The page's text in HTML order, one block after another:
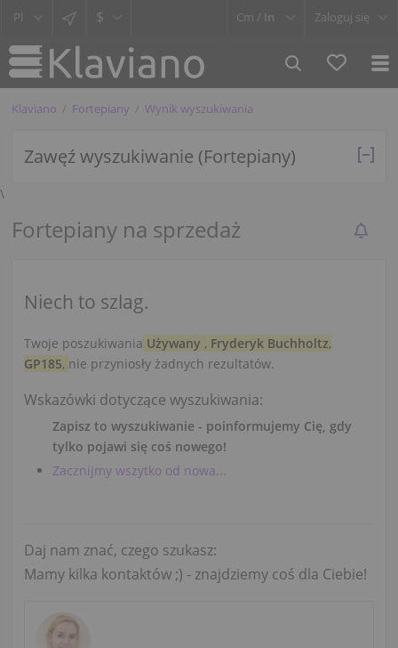
$ Cm / In Zaloguj się
Klaviano Fortepiany Wynik wyszukiwania
Zawęź wyszukiwanie (Fortepiany)
\
Fortepiany na sprzedaż
Niech to szlag.
Twoje poszukiwania Używany , Fryderyk Buchholtz,
GP185, nie przyniosły żadnych rezultatów.
Wskazówki dotyczące wyszukiwania:
Zapisz to wyszukiwanie - poinformujemy Cię, gdy
tylko pojawi się coś nowego!
Zacznijmy wszytko od nowa...
Daj nam znać, czego szukasz:
Mamy kilka kontaktów ;) - znajdziemy coś dla Ciebie!